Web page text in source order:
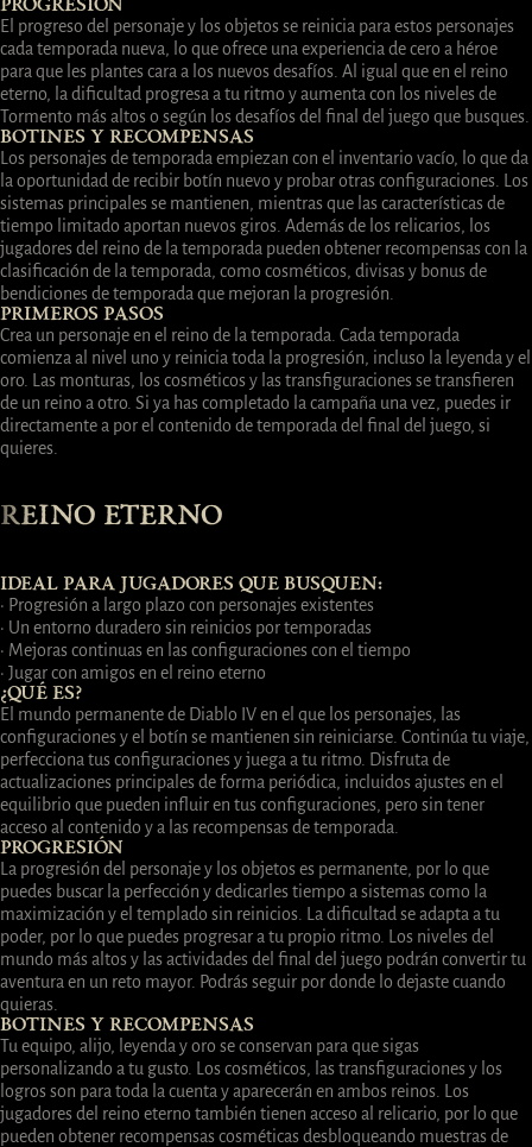
PROGRESIÓN
El progreso del personaje y los objetos se reinicia para estos personajes
cada temporada nueva, lo que ofrece una experiencia de cero a héroe
para que les plantes cara a los nuevos desafíos. Al igual que en el reino
eterno, la dificultad progresa a tu ritmo y aumenta con los niveles de
Tormento más altos o según los desafíos del final del juego que busques.
BOTINES Y RECOMPENSAS
Los personajes de temporada empiezan con el inventario vacío, lo que da
la oportunidad de recibir botín nuevo y probar otras configuraciones. Los
sistemas principales se mantienen, mientras que las características de
tiempo limitado aportan nuevos giros. Además de los relicarios, los
jugadores del reino de la temporada pueden obtener recompensas con la
clasificación de la temporada, como cosméticos, divisas y bonus de
bendiciones de temporada que mejoran la progresión.
PRIMEROS PASOS
Crea un personaje en el reino de la temporada. Cada temporada
comienza al nivel uno y reinicia toda la progresión, incluso la leyenda y el
oro. Las monturas, los cosméticos y las transfiguraciones se transfieren
de un reino a otro. Si ya has completado la campaña una vez, puedes ir
directamente a por el contenido de temporada del final del juego, si
quieres.
REINO ETERNO
IDEAL PARA JUGADORES QUE BUSQUEN:
· Progresión a largo plazo con personajes existentes
· Un entorno duradero sin reinicios por temporadas
· Mejoras continuas en las configuraciones con el tiempo
· Jugar con amigos en el reino eterno
¿QUÉ ES?
El mundo permanente de Diablo IV en el que los personajes, las
configuraciones y el botín se mantienen sin reiniciarse. Continúa tu viaje,
perfecciona tus configuraciones y juega a tu ritmo. Disfruta de
actualizaciones principales de forma periódica, incluidos ajustes en el
equilibrio que pueden influir en tus configuraciones, pero sin tener
acceso al contenido y a las recompensas de temporada.
PROGRESIÓN
La progresión del personaje y los objetos es permanente, por lo que
puedes buscar la perfección y dedicarles tiempo a sistemas como la
maximización y el templado sin reinicios. La dificultad se adapta a tu
poder, por lo que puedes progresar a tu propio ritmo. Los niveles del
mundo más altos y las actividades del final del juego podrán convertir tu
aventura en un reto mayor. Podrás seguir por donde lo dejaste cuando
quieras.
BOTINES Y RECOMPENSAS
Tu equipo, alijo, leyenda y oro se conservan para que sigas
personalizando a tu gusto. Los cosméticos, las transfiguraciones y los
logros son para toda la cuenta y aparecerán en ambos reinos. Los
jugadores del reino eterno también tienen acceso al relicario, por lo que
pueden obtener recompensas cosméticas desbloqueando muestras de